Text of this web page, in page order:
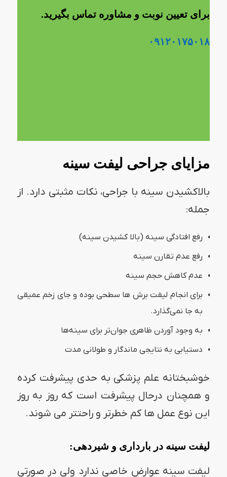
برای تعیین نوبت و مشاوره تماس بگیرید.
۰۹۱۲۰۱۷۵۰۱۸
مزایای جراحی لیفت سینه
بالاکشیدن سینه با جراحی، نکات مثبتی دارد. از
جمله:
رفع افتادگی سینه (بالا کشیدن سینه)
رفع عدم تقارن سینه
عدم کاهش حجم سینه
برای انجام لیفت برش ها سطحی بوده و جای زخم عمیقی
به جا نمی‌گذارد.
به وجود آوردن ظاهری جوان‌تر برای سینه‌ها
دستیابی به نتایجی ماندگار و طولانی مدت
خوشبختانه علم پزشکی به حدی پیشرفت کرده
و همچنان درحال پیشرفت است که روز به روز
این نوع عمل ها کم خطرتر و راحتتر می شوند.
لیفت سینه در بارداری و شیردهی:
لیفت سینه عوارض خاصی ندارد ولی در صورتی